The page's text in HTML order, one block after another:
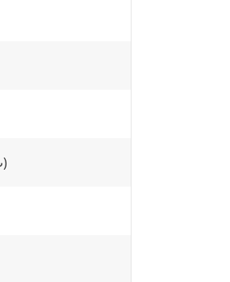
واكس (ح) x0.282 (ت)